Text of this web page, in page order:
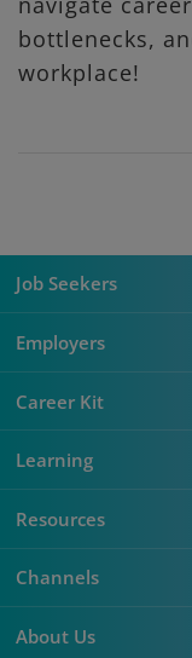
bottlenecks,
workplace!
Job Seekers
Employers
Career Kit
Learning
Resources
Channels
About Us